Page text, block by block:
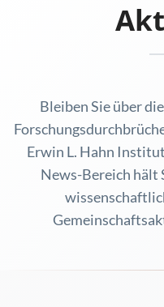
Bleiben Sie über
Erwin L. Hahn
News-Bereich hält